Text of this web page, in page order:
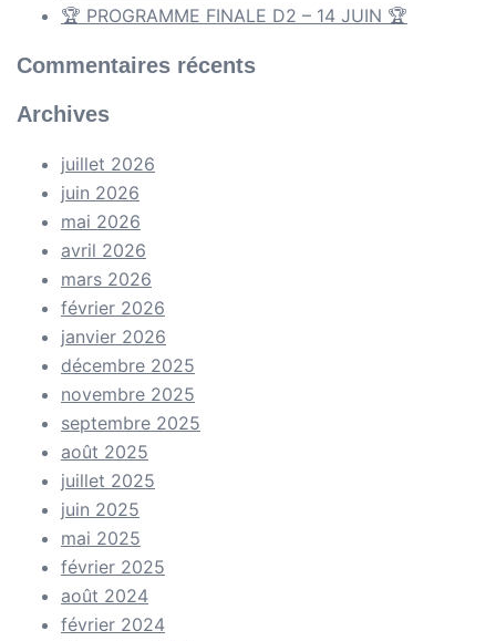
🏆 PROGRAMME FINALE D2 – 14 JUIN 🏆
Commentaires récents
Archives
juillet 2026
juin 2026
mai 2026
avril 2026
mars 2026
février 2026
janvier 2026
décembre 2025
novembre 2025
septembre 2025
août 2025
juillet 2025
juin 2025
mai 2025
février 2025
août 2024
février 2024